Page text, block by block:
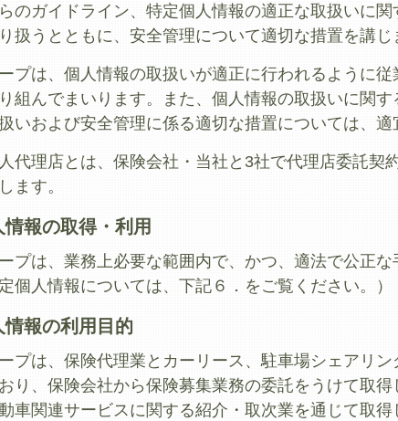
のガイドライン、特定個人情報の適正な取扱いに
扱うとともに、安全管理について適切な措置を講じ
プは、個人情報の取扱いが適正に行われるように
組んでまいります。また、個人情報の取扱いに関
いおよび安全管理に係る適切な措置については、適
人代理店とは、保険会社・当社と3社で代理店委託
ます。
情報の取得・利用
プは、業務上必要な範囲内で、かつ、適法で公正
個人情報については、下記６．をご覧ください。）
情報の利用目的
プは、保険代理業とカーリース、駐車場シェアリ
り、保険会社から保険募集業務の委託をうけて取
車関連サービスに関する紹介・取次業を通じて取